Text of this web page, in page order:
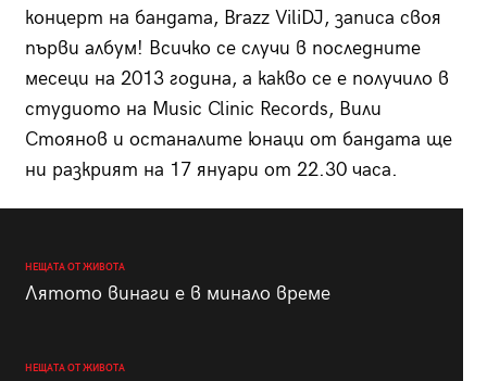
концерт на бандата, Brazz ViliDJ, записа своя
първи албум! Всичко се случи в последните
месеци на 2013 година, а какво се е получило в
студиото на Music Clinic Records, Вили
Стоянов и останалите юнаци от бандата ще
ни разкрият на 17 януари от 22.30 часа.
НЕЩАТА ОТ ЖИВОТА
Лятото винаги е в минало време
НЕЩАТА ОТ ЖИВОТА